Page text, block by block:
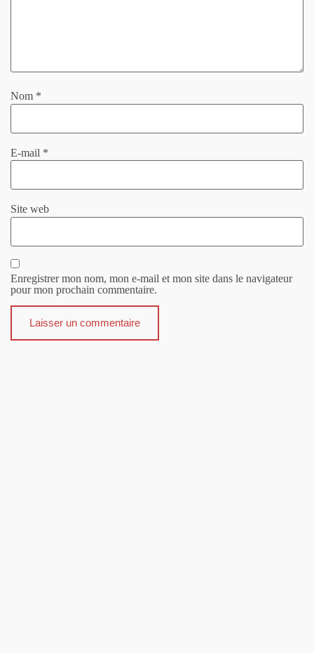
Nom *
E-mail *
Site web
Enregistrer mon nom, mon e-mail et mon site dans le navigateur
pour mon prochain commentaire.